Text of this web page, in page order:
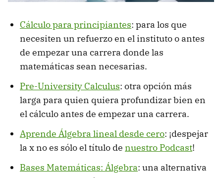
Cálculo para principiantes: para los que
necesiten un refuerzo en el instituto o antes
de empezar una carrera donde las
matemáticas sean necesarias.
Pre-University Calculus: otra opción más
larga para quien quiera profundizar bien en
el cálculo antes de empezar una carrera.
Aprende Álgebra lineal desde cero: ¡despejar
la x no es sólo el título de nuestro Podcast!
Bases Matemáticas: Álgebra: una alternativa